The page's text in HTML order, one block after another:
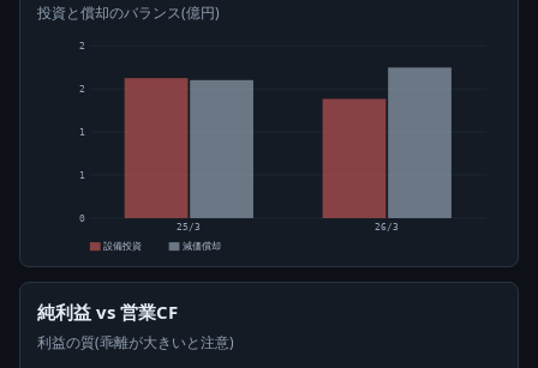
投資と償却のバランス(億円)
0
1
1
2
2
25/3
26/3
設備投資
減価償却
純利益 vs 営業CF
利益の質(乖離が大きいと注意)